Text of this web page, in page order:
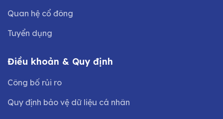
Quan hệ cổ đông
Tuyển dụng
Điều khoản & Quy định
Công bố rủi ro
Quy định bảo vệ dữ liệu cá nhân